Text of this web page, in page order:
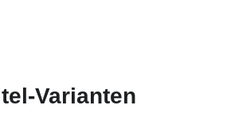
Varianten